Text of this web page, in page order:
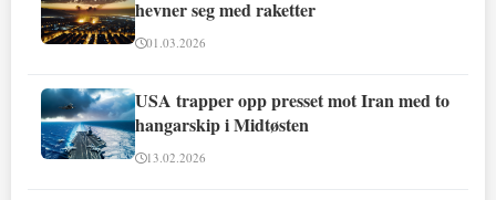
hevner seg med raketter
01.03.2026
USA trapper opp presset mot Iran med to
hangarskip i Midtøsten
13.02.2026